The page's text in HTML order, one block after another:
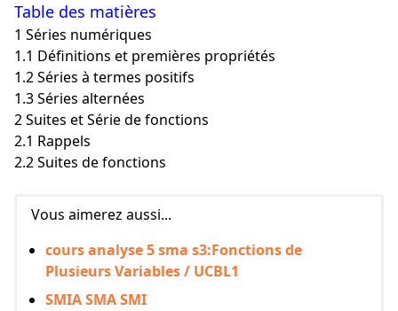
Table des matières
1 Séries numériques
1.1 Définitions et premières propriétés
1.2 Séries à termes positifs
1.3 Séries alternées
2 Suites et Série de fonctions
2.1 Rappels
2.2 Suites de fonctions
Vous aimerez aussi...
cours analyse 5 sma s3:Fonctions de
Plusieurs Variables / UCBL1
SMIA SMA SMI